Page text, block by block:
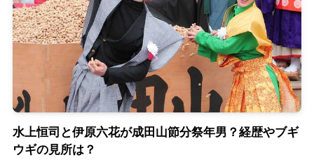
水上恒司と伊原六花が成田山節分祭年男？経歴やブギ
ウギの見所は？